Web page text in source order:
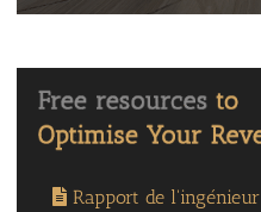
Rapport de l'ingénieur